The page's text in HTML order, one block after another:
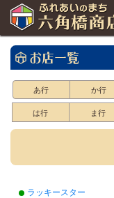
お店一覧
あ行 か行
は行 ま行
ラッキースター